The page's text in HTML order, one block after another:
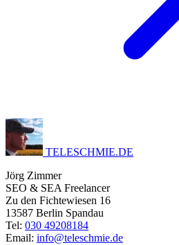
TELESCHMIE.DE
Jörg Zimmer
SEO & SEA Freelancer
Zu den Fichtewiesen 16
13587 Berlin Spandau
Tel: 030 49208184
Email: info@teleschmie.de